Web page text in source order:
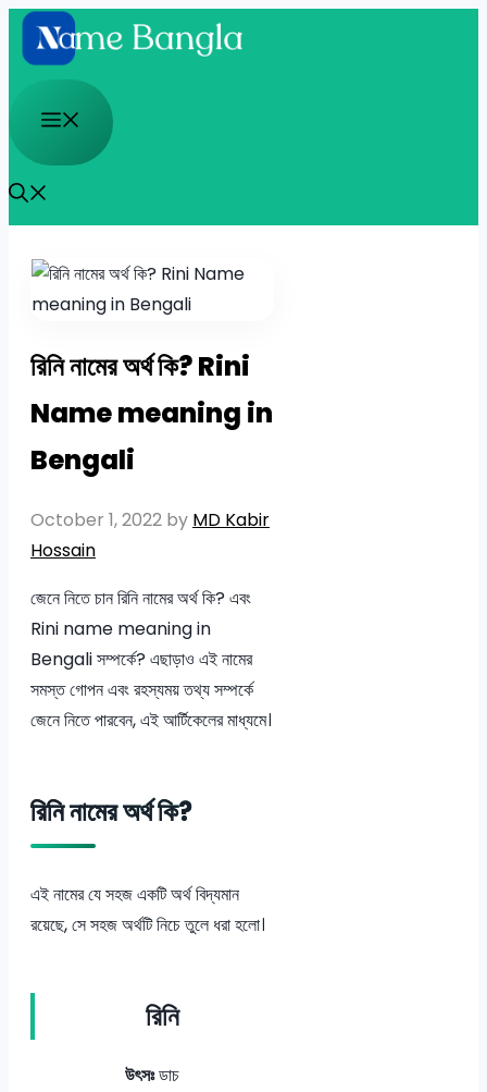
Skip
to
content
Menu
রিনি নামের অর্থ কি? Rini
Name meaning in
Bengali
October 1, 2022 by MD Kabir
Hossain
জেনে নিতে চান রিনি নামের অর্থ কি? এবং
Rini name meaning in
Bengali সম্পর্কে? এছাড়াও এই নামের
সমস্ত গোপন এবং রহস্যময় তথ্য সম্পর্কে
জেনে নিতে পারবেন, এই আর্টিকেলের মাধ্যমে।
রিনি নামের অর্থ কি?
এই নামের যে সহজ একটি অর্থ বিদ্যমান
রয়েছে, সে সহজ অর্থটি নিচে তুলে ধরা হলো।
রিনি
উৎসঃডাচ